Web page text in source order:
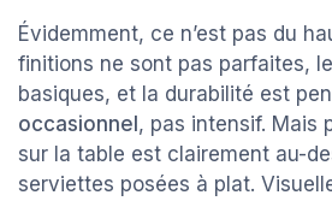
Évidemment, ce n’est pas du
finitions ne sont pas parfaites,
basiques, et la durabilité est
occasionnel , pas intensif. Mais
sur la table est clairement au-
serviettes posées à plat.